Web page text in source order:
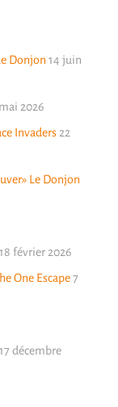
Donjon 14 juin
2026
Invaders 22
Le Donjon
18 février 2026
One Escape 7
17 décembre